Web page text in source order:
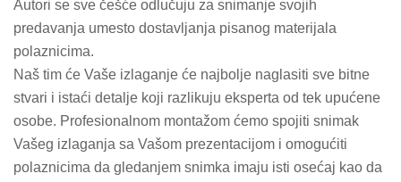
Autori se sve češće odlučuju za snimanje svojih
predavanja umesto dostavljanja pisanog materijala
polaznicima.
Naš tim će Vaše izlaganje će najbolje naglasiti sve bitne
stvari i istaći detalje koji razlikuju eksperta od tek upućene
osobe. Profesionalnom montažom ćemo spojiti snimak
Vašeg izlaganja sa Vašom prezentacijom i omogućiti
polaznicima da gledanjem snimka imaju isti osećaj kao da